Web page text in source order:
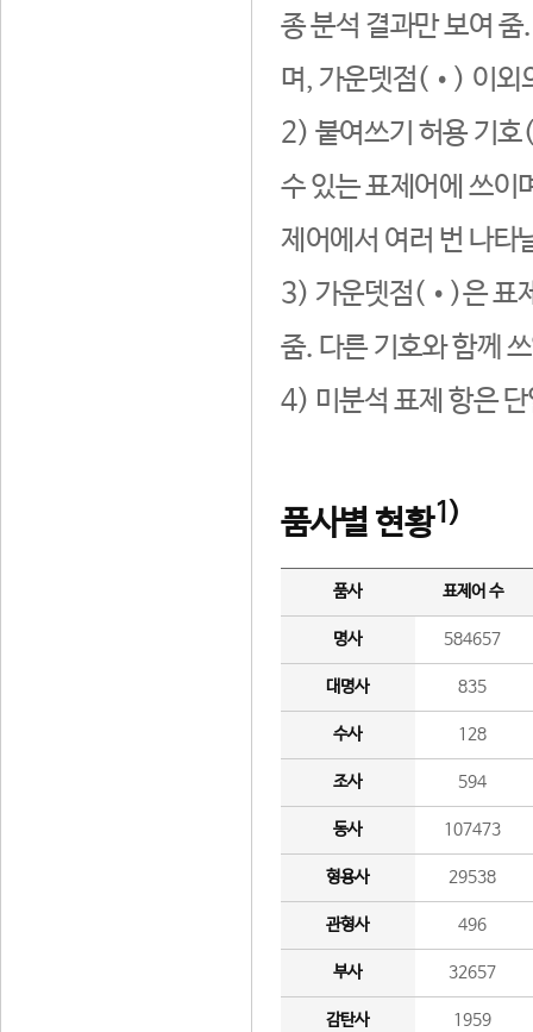
종 분석 결과만 보여
며, 가운뎃점(•) 이외
2) 붙여쓰기 허용 기호
수 있는 표제어에 쓰이
제어에서 여러 번 나타
3) 가운뎃점(•)은 표
줌. 다른 기호와 함께
4) 미분석 표제 항은
품사별 현황1)
품사 표제어 수
명사 584657
대명사 835
수사 128
조사 594
동사 107473
형용사 29538
관형사 496
부사 32657
감탄사 1959